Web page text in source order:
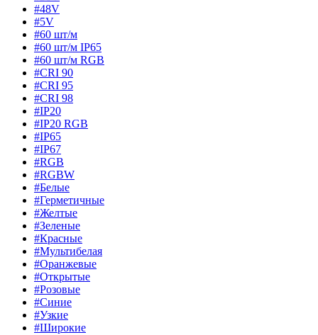
#48V
#5V
#60 шт/м
#60 шт/м IP65
#60 шт/м RGB
#CRI 90
#CRI 95
#CRI 98
#IP20
#IP20 RGB
#IP65
#IP67
#RGB
#RGBW
#Белые
#Герметичные
#Желтые
#Зеленые
#Красные
#Мультибелая
#Оранжевые
#Открытые
#Розовые
#Синие
#Узкие
#Широкие